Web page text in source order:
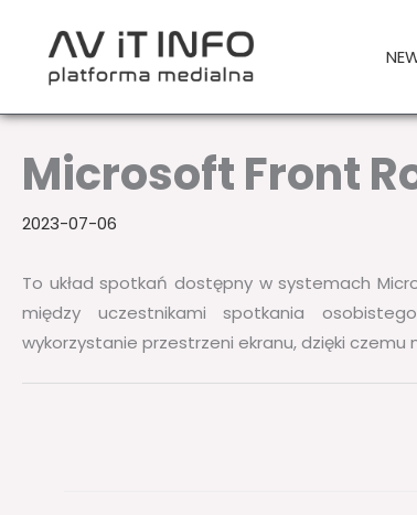
Microsoft Front
2023-07-06
To układ spotkań dostępny w systemach
między uczestnikami spotkania
wykorzystanie przestrzeni ekranu, dzięki